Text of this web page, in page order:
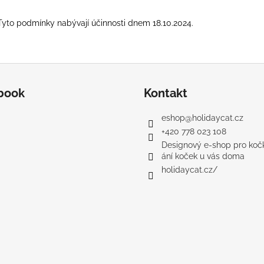
podmínky nabývají účinnosti dnem 18.10.2024.
Kontakt
eshop@holidaycat.cz
+420 778 023 108
Designový e-shop pro
ání koček u vás doma
holidaycat.cz/